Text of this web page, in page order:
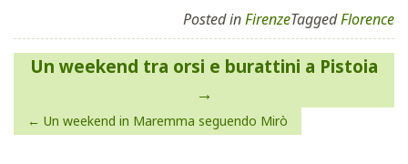
Posted inFirenzeTaggedFlorence
Navigazione
articoli
Un weekend tra orsi e burattini a Pistoia
Un weekend in Maremma seguendo Mirò